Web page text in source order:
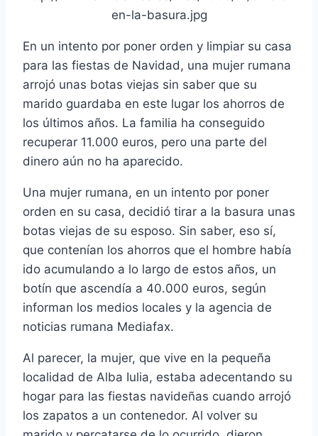
En un intento por poner orden y limpiar su casa
para las fiestas de Navidad, una mujer rumana
arrojó unas botas viejas sin saber que su
marido guardaba en este lugar los ahorros de
los últimos años. La familia ha conseguido
recuperar 11.000 euros, pero una parte del
dinero aún no ha aparecido.
Una mujer rumana, en un intento por poner
orden en su casa, decidió tirar a la basura unas
botas viejas de su esposo. Sin saber, eso sí­,
que contení­an los ahorros que el hombre habí­a
ido acumulando a lo largo de estos años, un
botí­n que ascendí­a a 40.000 euros, según
informan los medios locales y la agencia de
noticias rumana Mediafax.
Al parecer, la mujer, que vive en la pequeña
localidad de Alba Iulia, estaba adecentando su
hogar para las fiestas navideñas cuando arrojó
los zapatos a un contenedor. Al volver su